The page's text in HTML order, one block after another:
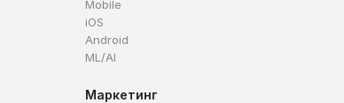
Mobile
iOS
Android
ML/AI
Маркетинг